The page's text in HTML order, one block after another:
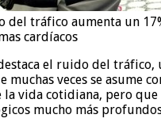
del tráfico aumenta un
cardíacos
el ruido del tráfico,
muchas veces se asume
la vida cotidiana, pero
mucho más